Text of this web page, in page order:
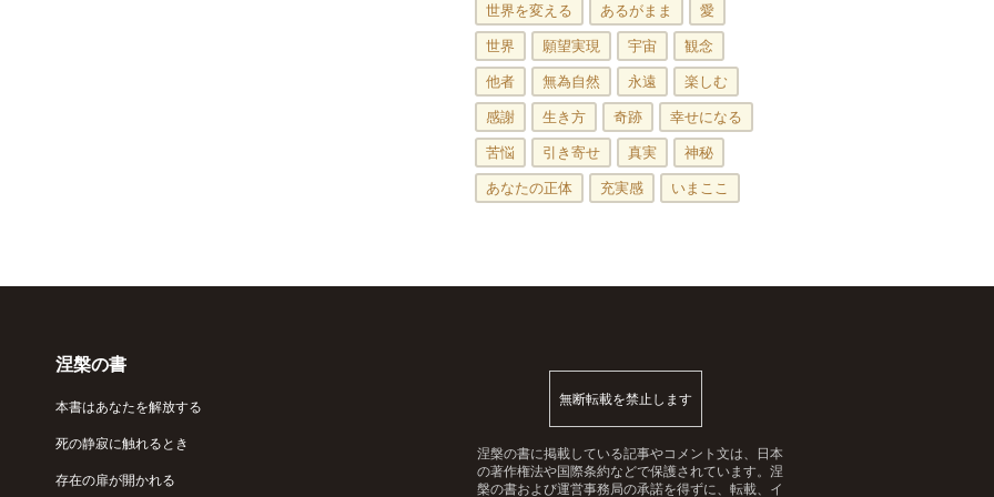
世界を変える あるがまま
愛
世界
願望実現 宇宙
観念
他者
無為自然 永遠
楽しむ
感謝
生き方 奇跡
幸せになる
苦悩
引き寄せ 真実
神秘
あなたの正体
充実感 いまここ
涅槃の書
本書はあなたを解放する
死の静寂に触れるとき
存在の扉が開かれる
無断転載を禁止します
涅槃の書に掲載している記事やコメント文は、日本
の著作権法や国際条約などで保護されています。涅
槃の書および運営事務局の承諾を得ずに、転載、イ